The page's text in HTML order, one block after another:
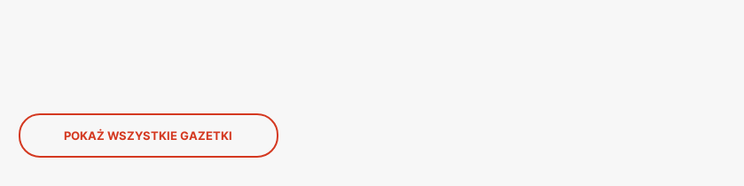
POKAŻ WSZYSTKIE GAZETKI